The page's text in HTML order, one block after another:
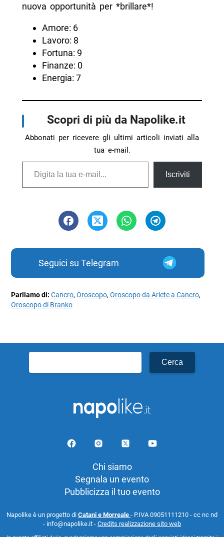
nuova opportunità per *brillare*!
Amore: 6
Lavoro: 8
Fortuna: 9
Finanze: 0
Energia: 7
Scopri di più da Napolike.it
Abbonati per ricevere gli ultimi articoli inviati alla
tua e-mail.
Digita la tua e-mail...
Iscriviti
Seguici su Telegram
Parliamo di:Cancro,Oroscopo,Oroscopo da Ariete a Cancro,
Oroscopo di Branko
per:
Chi siamo
Segnala un evento
Pubblicizza il tuo evento
Napolike è un progetto di Catani e Morreale - P.IVA 09051111210 - cc nc nd
- info@napolike.it - Credits realizzazione sito web